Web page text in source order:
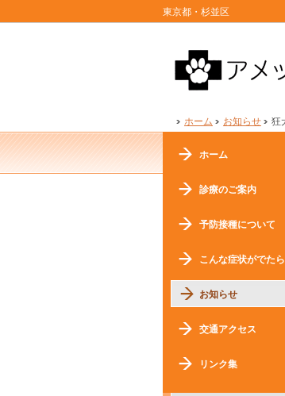
東京都・杉並区
ホーム お知らせ 狂
ホーム
診療のご案内
予防接種について
こんな症状がでたら
お知らせ
交通アクセス
リンク集